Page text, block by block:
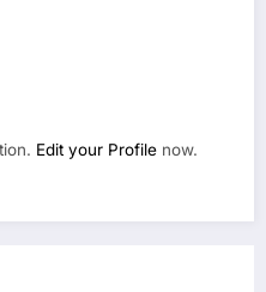
Edit your Profile now.